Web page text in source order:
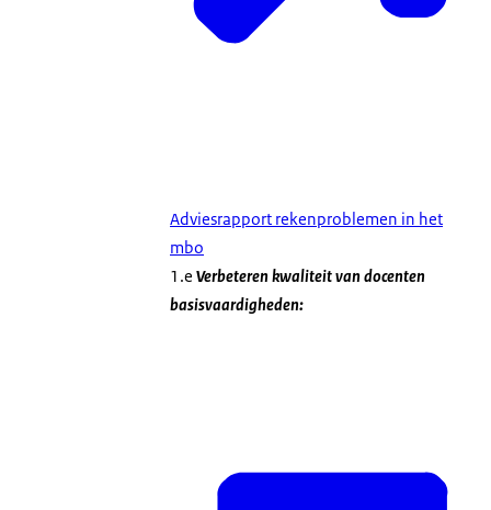
Adviesrapport rekenproblemen in het
mbo
1.e Verbeteren kwaliteit van docenten
basisvaardigheden: